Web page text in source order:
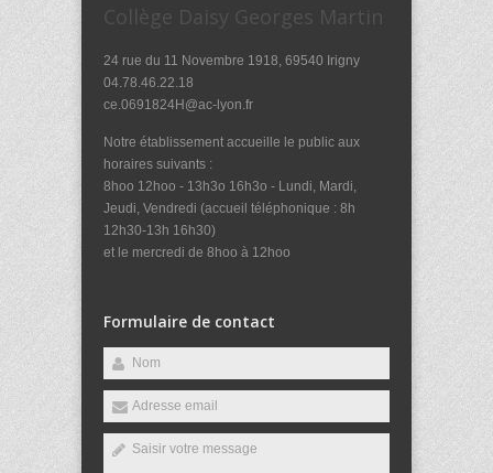
Collège Daisy Georges Martin
24 rue du 11 Novembre 1918, 69540 Irigny
04.78.46.22.18
ce.0691824H@ac-lyon.fr
Notre établissement accueille le public aux
horaires suivants :
8hoo 12hoo - 13h3o 16h3o - Lundi, Mardi,
Jeudi, Vendredi (accueil téléphonique : 8h
12h30-13h 16h30)
et le mercredi de 8hoo à 12hoo
Formulaire de contact